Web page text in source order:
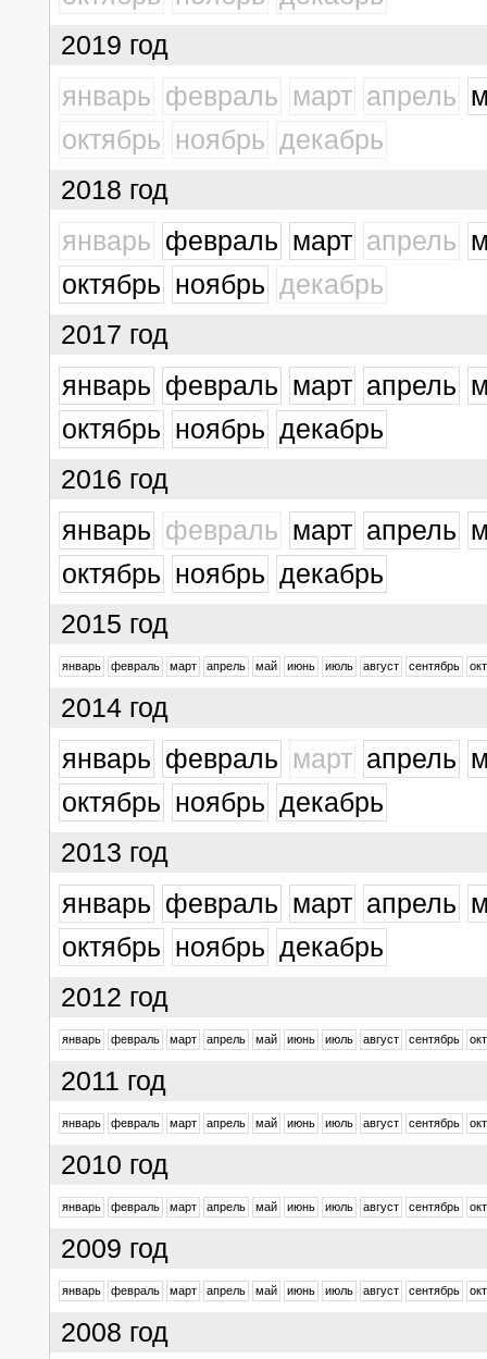
2019 год
январь февраль март апрель
октябрь ноябрь декабрь
2018 год
январь февраль март апрель
октябрь ноябрь декабрь
2017 год
январь февраль март апрель
октябрь ноябрь декабрь
2016 год
январь февраль март апрель
октябрь ноябрь декабрь
2015 год
январь февраль март апрель май июнь июль август сентябрь
2014 год
январь февраль март апрель
октябрь ноябрь декабрь
2013 год
январь февраль март апрель
октябрь ноябрь декабрь
2012 год
январь февраль март апрель май июнь июль август сентябрь
2011 год
январь февраль март апрель май июнь июль август сентябрь
2010 год
январь февраль март апрель май июнь июль август сентябрь
2009 год
январь февраль март апрель май июнь июль август сентябрь
2008 год